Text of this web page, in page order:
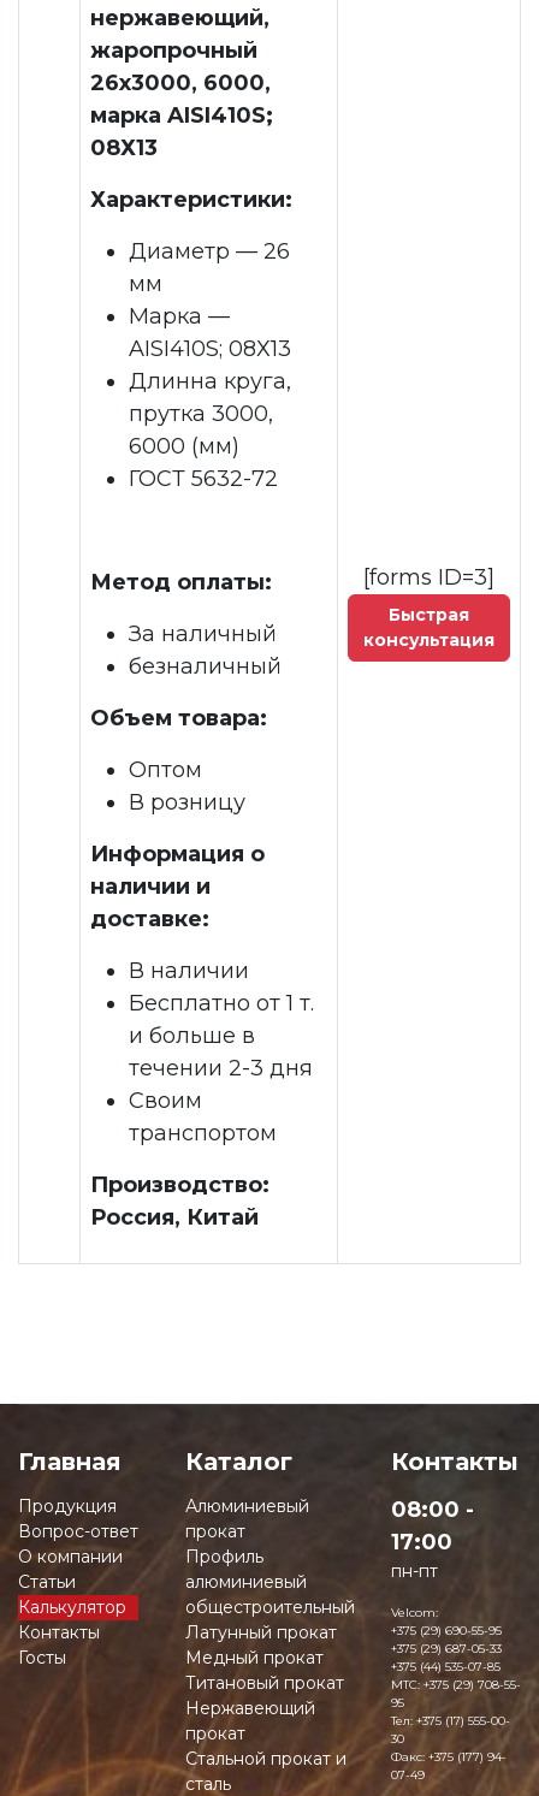
нержавеющий,
жаропрочный
26x3000, 6000,
марка AISI410S;
08Х13
Характеристики:
Диаметр — 26
мм
Марка —
AISI410S; 08Х13
Длинна круга,
прутка 3000,
6000 (мм)
ГОСТ 5632-72
Метод оплаты:
За наличный
безналичный
Объем товара:
Оптом
В розницу
Информация о
наличии и
доставке:
В наличии
Бесплатно от 1 т.
и больше в
течении 2-3 дня
Своим
транспортом
Производство:
Россия, Китай
[forms ID=3]
Быстрая
консультация
Главная
Продукция
Вопрос-ответ
О компании
Статьи
Калькулятор
Контакты
Госты
Каталог
Алюминиевый
прокат
Профиль
алюминиевый
общестроительный
Латунный прокат
Медный прокат
Титановый прокат
Нержавеющий
прокат
Стальной прокат и
сталь
Контакты
08:00 -
17:00
пн-пт
Velcom:
+375 (29) 690-55-95
+375 (29) 687-05-33
+375 (44) 535-07-85
MTC:+375 (29) 708-55-
95
Тел: +375 (17) 555-00-
30
Факс: +375 (177) 94-
07-49